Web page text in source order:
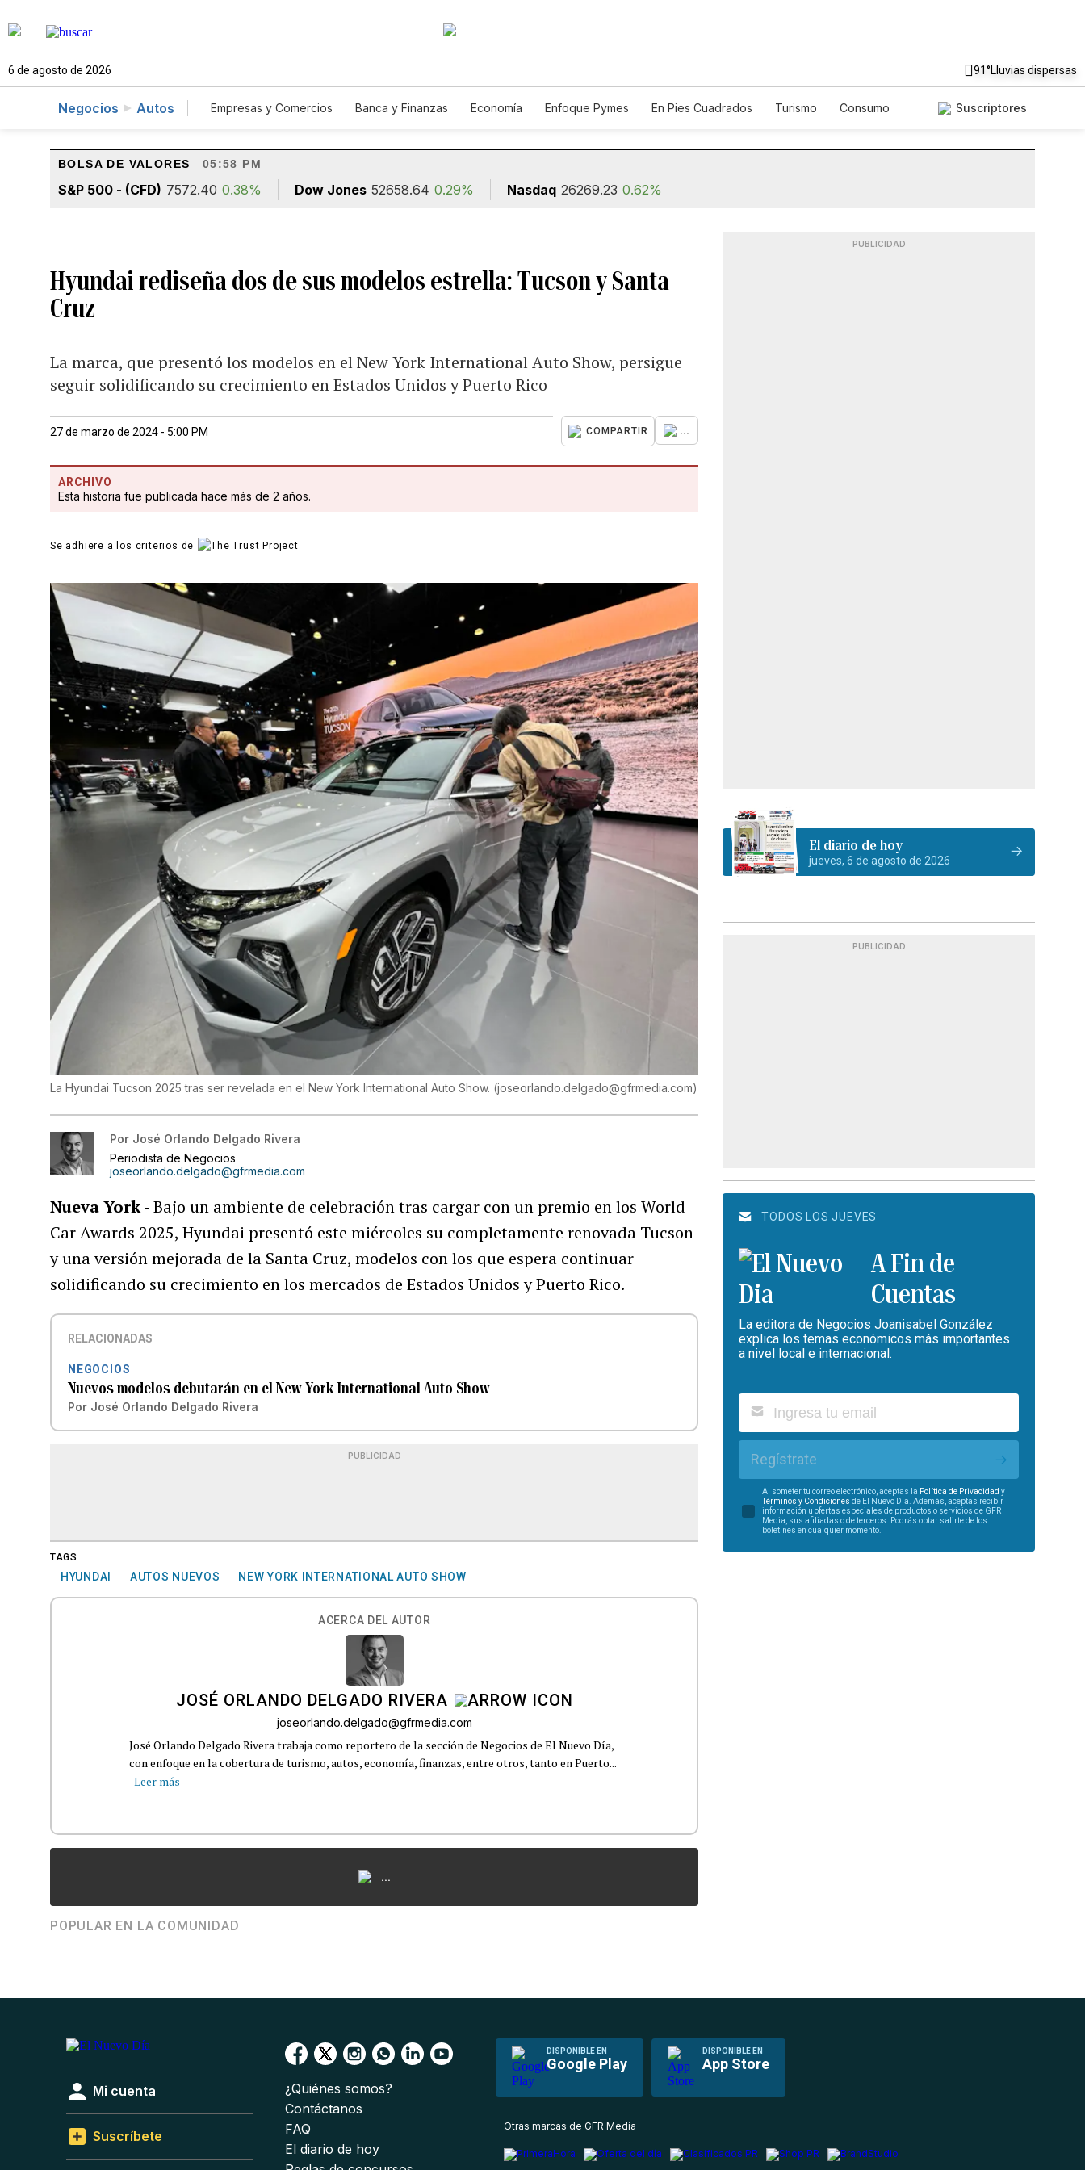
6 de agosto de 2026 91°Lluvias dispersas
Negocios Autos Empresas y Comercios Banca y Finanzas Economía Enfoque Pymes En Pies Cuadrados Turismo
Consumo
Suscriptores
BOLSA DE VALORES 05:58 PM
S&P 500 - (CFD) 7572.40 0.38% Dow Jones 52658.64 0.29% Nasdaq 26269.23 0.62%
Hyundai rediseña dos de sus modelos estrella: Tucson y Santa
Cruz
La marca, que presentó los modelos en el New York International Auto Show, persigue
seguir solidificando su crecimiento en Estados Unidos y Puerto Rico
27 de marzo de 2024 - 5:00 PM COMPARTIR ...
ARCHIVO
Esta historia fue publicada hace más de 2 años.
Se adhiere a los criterios de
La Hyundai Tucson 2025 tras ser revelada en el New York International Auto Show. (joseorlando.delgado@gfrmedia.com)
Por José Orlando Delgado Rivera
Periodista de Negocios
joseorlando.delgado@gfrmedia.com
Nueva York -Bajo un ambiente de celebración tras cargar con un premio en los World
Car Awards 2025, Hyundai presentó este miércoles su completamente renovada Tucson
y una versión mejorada de la Santa Cruz, modelos con los que espera continuar
solidificando su crecimiento en los mercados de Estados Unidos y Puerto Rico.
RELACIONADAS
NEGOCIOS
Nuevos modelos debutarán en el New York International Auto Show
Por José Orlando Delgado Rivera
PUBLICIDAD
TAGS
HYUNDAI AUTOS NUEVOS NEW YORK INTERNATIONAL AUTO SHOW
ACERCA DEL AUTOR
JOSÉ ORLANDO DELGADO RIVERA
joseorlando.delgado@gfrmedia.com
José Orlando Delgado Rivera trabaja como reportero de la sección de Negocios de El Nuevo Día,
con enfoque en la cobertura de turismo, autos, economía, finanzas, entre otros, tanto en Puerto...
Leer más
...
POPULAR EN LA COMUNIDAD
PUBLICIDAD
El diario de hoy
jueves, 6 de agosto de 2026
PUBLICIDAD
TODOS LOS JUEVES
A Fin de
Cuentas
La editora de Negocios Joanisabel González
explica los temas económicos más importantes
a nivel local e internacional.
Regístrate
Al someter tu correo electrónico, aceptas la Política de Privacidad y
Términos y Condiciones de El Nuevo Día. Además, aceptas recibir
información u ofertas especiales de productos o servicios de GFR
Media, sus afiliadas o de terceros. Podrás optar salirte de los
boletines en cualquier momento.
DISPONIBLE EN
Google Play
DISPONIBLE EN
App Store
Mi cuenta
Suscríbete
¿Quiénes somos?
Contáctanos
FAQ
El diario de hoy
Otras marcas de GFR Media